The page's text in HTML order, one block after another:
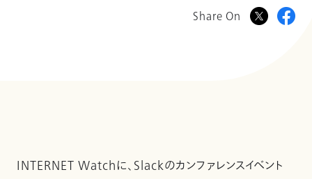
Share On
INTERNET Watchに、Slackのカンファレンスイベント